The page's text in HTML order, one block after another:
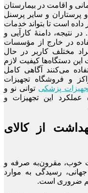
و اقامت در بیمارستان
پرستاران و سایر پرسنل
است تا بتواند خدمات
نتیجه، دامنۀ کارآیی و
در خارج از مؤسسات
مختلف کاربر در حال
دستگاه‌ها کیفیت لازم
می‌کنند آگاهی کامل
و فروشگاه تجهیزات
پزشکی توانی نو و
عملکرد این تجهیزات و
از کالای
خوب، مقرون‌به صرفه و
رسیدگی به موارد
ضروری است.